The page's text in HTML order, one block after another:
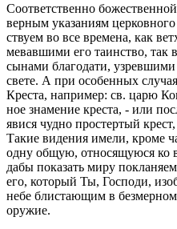
Со­от­вет­ствен­но
вер­ным ука­за­ни­ям
ству­ем во все вре­ме­на, как
ме­вав­ши­ми его та­ин­ство, так
сы­на­ми бла­го­да­ти,
свете. А при осо­бен­ных
Кре­ста, на­при­мер: св. царю
ное зна­ме­ние кре­ста, - или
явися чудно про­стер­тый
Такие ви­де­ния имели, кроме
одну общую, от­но­ся­щу­ю­ся ко
дабы по­ка­зать миру
его, ко­то­рый Ты, Гос­по­ди,
небе бли­ста­ю­щим в
ору­жие.